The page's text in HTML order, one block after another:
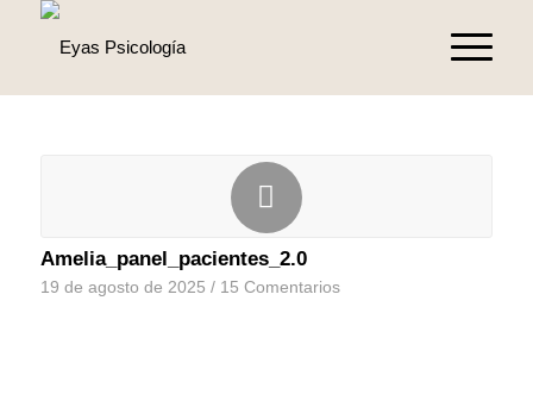
Amelia_panel_pacientes_2.0
19 de agosto de 2025 / 15 Comentarios